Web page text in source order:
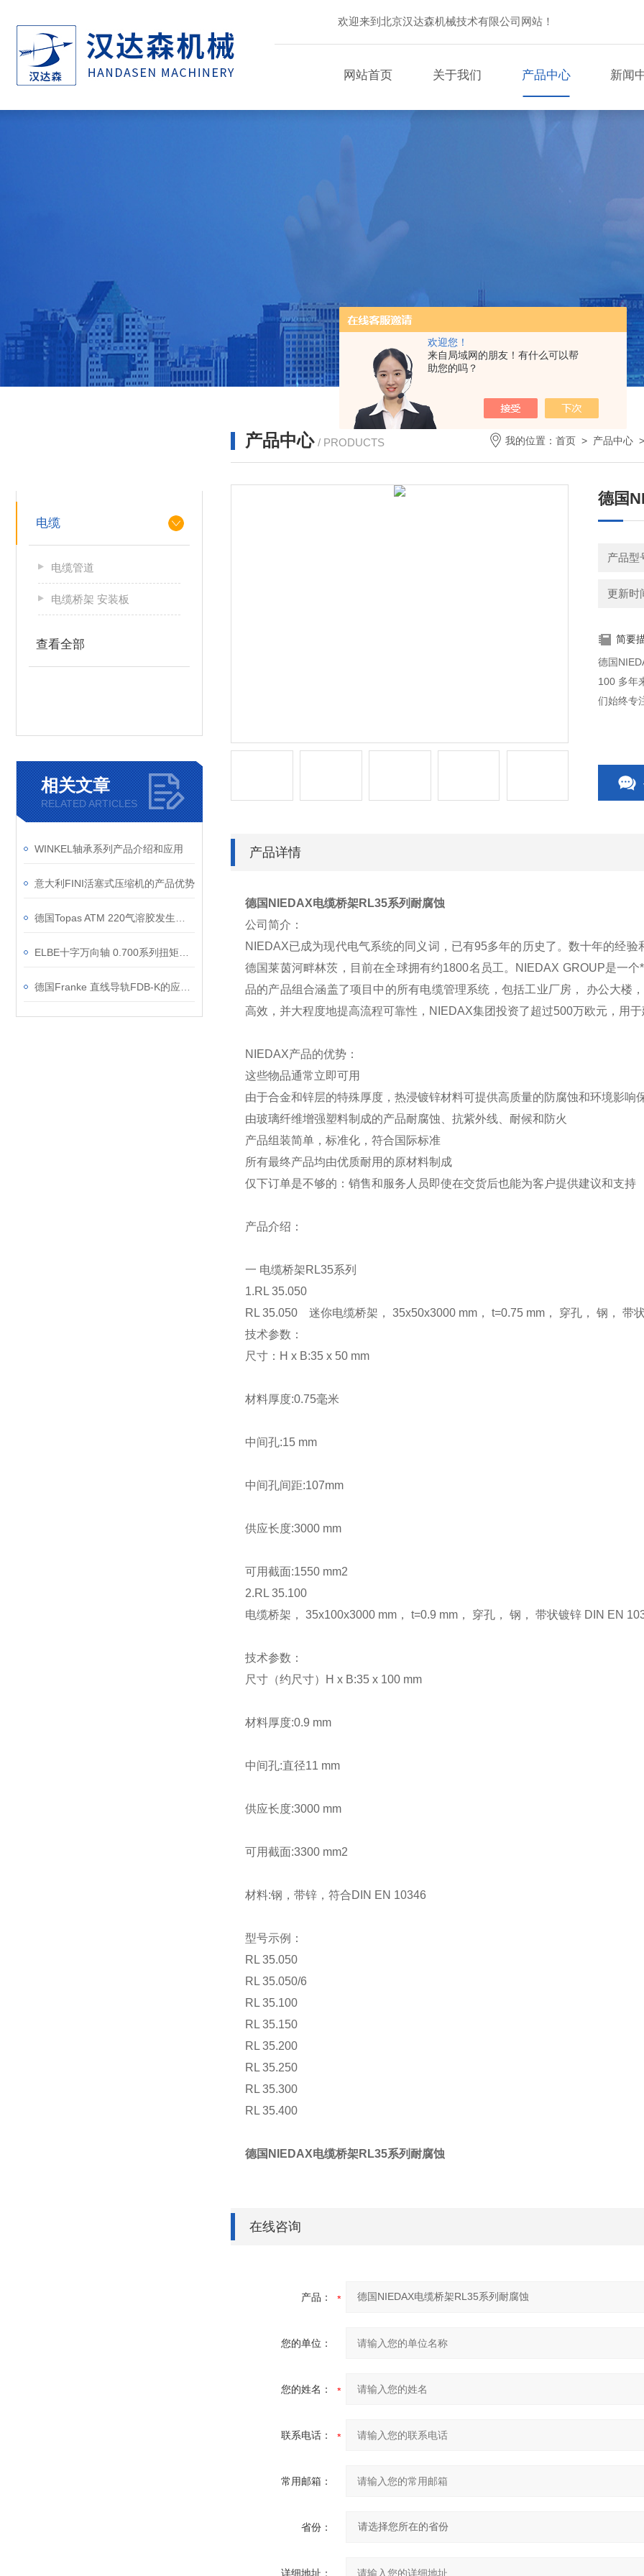
欢迎您！
来自局域网的朋友！有什么可以帮
助您的吗？
欢迎来到北京汉达森机械技术有限公司网站！
网站首页 关于我们 产品中心 新闻
电缆
电缆管道
电缆桥架 安装板
查看全部
相关文章
RELATED ARTICLES
WINKEL轴承系列产品介绍和应用
意大利FINI活塞式压缩机的产品优势
产品中心 / PRODUCTS 我的位置： 首页 > 产品中心 >
德国
产品型
更新时
简要
德国
100 多年
们始终专
产品详情
德国NIEDAX电缆桥架RL35系列耐腐蚀
公司简介：
NIEDAX已成为现代电气系统的同义词，已有95多年的历史了。数十年的经
德国莱茵河畔林茨，目前在全球拥有约1800名员工。NIEDAX GROUP是一
品的产品组合涵盖了项目中的所有电缆管理系统，包括工业厂房， 办公大楼
高效，并大程度地提高流程可靠性，NIEDAX集团投资了超过500万欧元，用
NIEDAX产品的优势：
这些物品通常立即可用
由于合金和锌层的特殊厚度，热浸镀锌材料可提供高质量的防腐蚀和环境影响
由玻璃纤维增强塑料制成的产品耐腐蚀、抗紫外线、耐候和防火
产品组装简单，标准化，符合国际标准
所有最终产品均由优质耐用的原材料制成
仅下订单是不够的：销售和服务人员即使在交货后也能为客户提供建议和支持
产品介绍：
一 电缆桥架RL35系列
1.RL 35.050
RL 35.050 迷你电缆桥架， 35x50x3000 mm， t=0.75 mm， 穿孔， 钢， 带
技术参数：
尺寸：H x B:35 x 50 mm
材料厚度:0.75毫米
中间孔:15 mm
中间孔间距:107mm
供应长度:3000 mm
可用截面:1550 mm2
2.RL 35.100
电缆桥架， 35x100x3000 mm， t=0.9 mm， 穿孔， 钢， 带状镀锌 DIN EN
技术参数：
尺寸（约尺寸）H x B:35 x 100 mm
材料厚度:0.9 mm
中间孔:直径11 mm
供应长度:3000 mm
可用截面:3300 mm2
材料:钢，带锌，符合DIN EN 10346
型号示例：
RL 35.050
RL 35.050/6
RL 35.100
RL 35.150
RL 35.200
RL 35.250
RL 35.300
RL 35.400
德国NIEDAX电缆桥架RL35系列耐腐蚀
在线咨询
产品：
您的单位：
您的姓名：
联系电话：
常用邮箱：
省份：
详细地址：